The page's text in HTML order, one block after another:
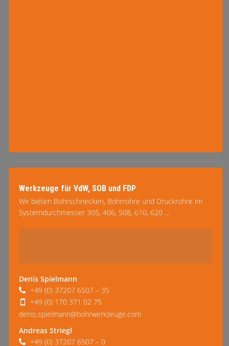
Werkzeuge für VdW, SOB und FDP
Wir bieten Bohrschnecken, Bohrrohre und Druckrohre im
Systemdurchmesser 305, 406, 508, 610, 620 …
mehr lesen
Denis Spielmann
+49 (0) 37207 6507 – 35
+49 (0) 170 371 02 75
denis.spielmann@bohrwerkzeuge.com
Andreas Striegl
+49 (0) 37207 6507 – 0